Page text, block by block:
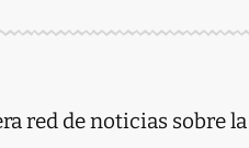
red de noticias sobre